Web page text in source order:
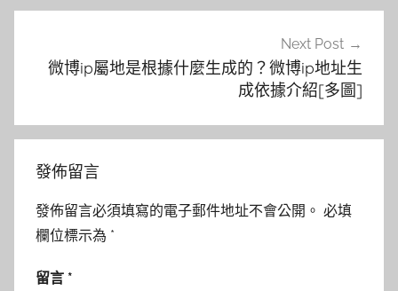
Next Post
微博ip屬地是根據什麼生成的？微博ip地址生
成依據介紹[多圖]
發佈留言
發佈留言必須填寫的電子郵件地址不會公開。 必填
欄位標示為 *
留言 *